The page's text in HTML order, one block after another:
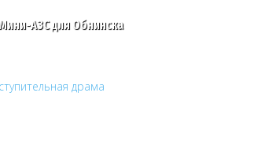
Мини-АЗС для Обнинска